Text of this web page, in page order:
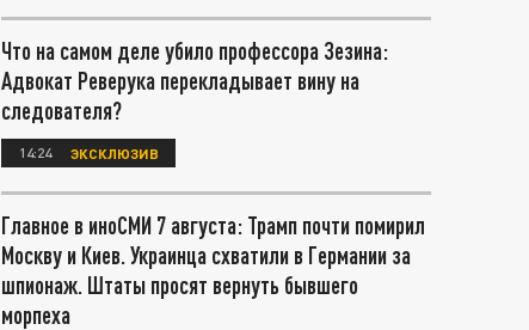
Что на самом деле убило профессора Зезина:
Адвокат Реверука перекладывает вину на
следователя?
14:24 ЭКСКЛЮЗИВ
Главное в иноСМИ 7 августа: Трамп почти помирил
Москву и Киев. Украинца схватили в Германии за
шпионаж. Штаты просят вернуть бывшего
морпеха